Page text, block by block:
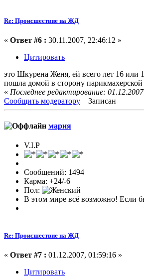
Re: Происшествие на ЖД
« Ответ #6 : 30.11.2007, 22:46:12 »
Цитировать
это Шкурена Женя, ей всего лет 16 или
пошла домой в сторону
« Последнее редактирование:
Сообщить модератору
Записан
мария
V.I.P
Сообщений: 1494
Карма: +24/-6
Пол:
В этом мире всё возможно! Если
Re: Происшествие на ЖД
« Ответ #7 : 01.12.2007, 01:59:16 »
Цитировать